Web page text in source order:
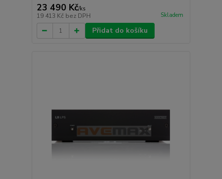
23 490 Kč/ks
19 413 Kč bez DPH Skladem
Přidat do košíku